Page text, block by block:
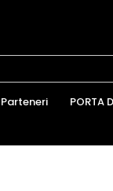
Parteneri PORTA